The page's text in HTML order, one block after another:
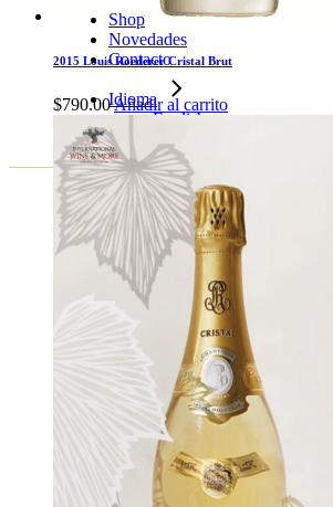
Shop
Novedades
Contacto
Idioma
English
Home
Nosotros
Qué hacemos
Portfolio
Le Macchiole
Copper Cane
Castello Romitorio
Fattoria Le Pupille
Marchesi Di Barolo
Legras et Haas
Domaine du Petit Perou
Domaine Fumey Chatelain
2015 Louis Roederer Cristal Brut
$790.00Añadir al carrito